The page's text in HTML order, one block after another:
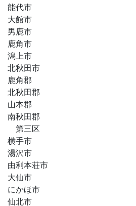
能代市
大館市
男鹿市
鹿角市
潟上市
北秋田市
鹿角郡
北秋田郡
山本郡
南秋田郡
第三区
横手市
湯沢市
由利本荘市
大仙市
にかほ市
仙北市